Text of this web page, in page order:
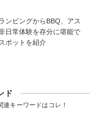
ンピングからBBQ、アス
日常体験を存分に堪能で
ポットを紹介
ド
キーワードはコレ！